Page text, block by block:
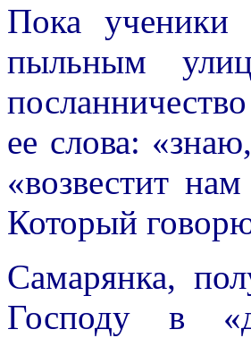
Пока ученики
пыльным
ее слова:
«возвестит
Который
Самарянка,
Господу в